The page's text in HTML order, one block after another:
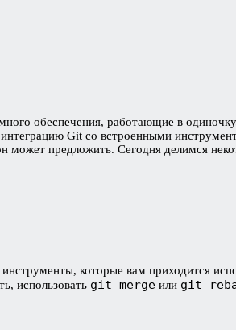
обеспечения, работающие в
интеграцию Git со встроенными
может предложить. Сегодня делимся
которые вам приходится
использовать git merge или git